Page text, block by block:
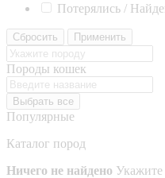
Потерялись /
Сбросить Применить
Породы кошек
Выбрать все
Популярные
Каталог пород
Ничего не найдено